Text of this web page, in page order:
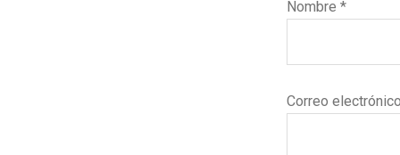
Nombre *
Correo electrónico